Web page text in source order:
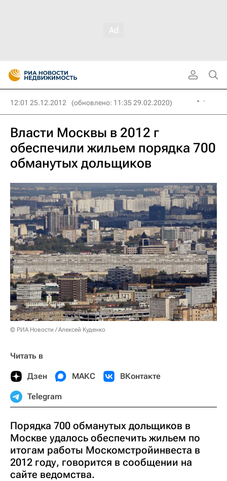
12:01 25.12.2012 (обновлено: 11:35 29.02.2020)
Власти Москвы в 2012 г
обеспечили жильем порядка 700
обманутых дольщиков
© РИА Новости / Алексей Куденко
Читать в
Дзен МАКС ВКонтакте
Telegram
Порядка 700 обманутых дольщиков в
Москве удалось обеспечить жильем по
итогам работы Москомстройинвеста в
2012 году, говорится в сообщении на
сайте ведомства.